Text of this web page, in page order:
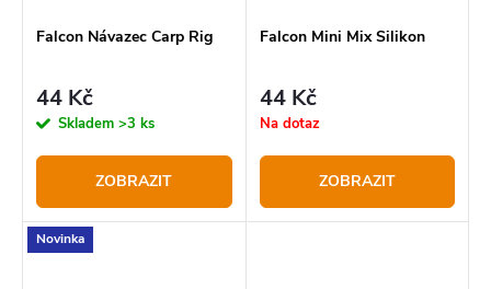
Falcon Návazec Carp Rig
44 Kč
Skladem >3 ks
ZOBRAZIT
Falcon Mini Mix Silikon
44 Kč
Na dotaz
ZOBRAZIT
Novinka